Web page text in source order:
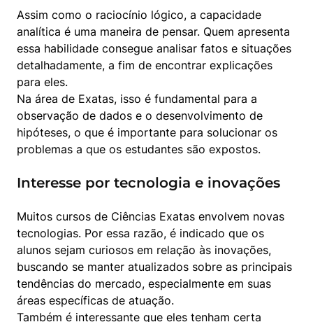
Assim como o raciocínio lógico, a capacidade
analítica é uma maneira de pensar. Quem apresenta
essa habilidade consegue analisar fatos e situações
detalhadamente, a fim de encontrar explicações
para eles.
Na área de Exatas, isso é fundamental para a
observação de dados e o desenvolvimento de
hipóteses, o que é importante para solucionar os
problemas a que os estudantes são expostos.
Interesse por tecnologia e inovações
Muitos cursos de Ciências Exatas envolvem novas
tecnologias. Por essa razão, é indicado que os
alunos sejam curiosos em relação às inovações,
buscando se manter atualizados sobre as principais
tendências do mercado, especialmente em suas
áreas específicas de atuação.
Também é interessante que eles tenham certa